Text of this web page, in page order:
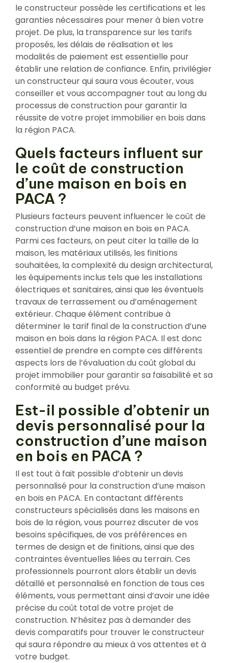
le constructeur possède les certifications et les
garanties nécessaires pour mener à bien votre
projet. De plus, la transparence sur les tarifs
proposés, les délais de réalisation et les
modalités de paiement est essentielle pour
établir une relation de confiance. Enfin, privilégier
un constructeur qui saura vous écouter, vous
conseiller et vous accompagner tout au long du
processus de construction pour garantir la
réussite de votre projet immobilier en bois dans
la région PACA.
Quels facteurs influent sur
le coût de construction
d’une maison en bois en
PACA ?
Plusieurs facteurs peuvent influencer le coût de
construction d’une maison en bois en PACA.
Parmi ces facteurs, on peut citer la taille de la
maison, les matériaux utilisés, les finitions
souhaitées, la complexité du design architectural,
les équipements inclus tels que les installations
électriques et sanitaires, ainsi que les éventuels
travaux de terrassement ou d’aménagement
extérieur. Chaque élément contribue à
déterminer le tarif final de la construction d’une
maison en bois dans la région PACA. Il est donc
essentiel de prendre en compte ces différents
aspects lors de l’évaluation du coût global du
projet immobilier pour garantir sa faisabilité et sa
conformité au budget prévu.
Est-il possible d’obtenir un
devis personnalisé pour la
construction d’une maison
en bois en PACA ?
Il est tout à fait possible d’obtenir un devis
personnalisé pour la construction d’une maison
en bois en PACA. En contactant différents
constructeurs spécialisés dans les maisons en
bois de la région, vous pourrez discuter de vos
besoins spécifiques, de vos préférences en
termes de design et de finitions, ainsi que des
contraintes éventuelles liées au terrain. Ces
professionnels pourront alors établir un devis
détaillé et personnalisé en fonction de tous ces
éléments, vous permettant ainsi d’avoir une idée
précise du coût total de votre projet de
construction. N’hésitez pas à demander des
devis comparatifs pour trouver le constructeur
qui saura répondre au mieux à vos attentes et à
votre budget.